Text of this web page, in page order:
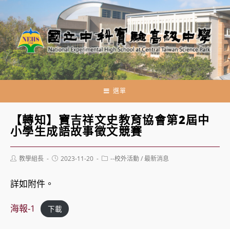
轉
至
主
要
內
選單
【轉知】寶吉祥文史教育協會第2屆中
小學生成語故事徵文競賽
Post教學組長
Post2023-11-20
Post--校外活動/最新消息
詳如附件。
海報-1 下載